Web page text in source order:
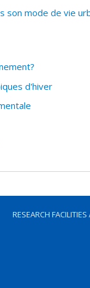
son mode de vie
d'hiver
RESEARCH